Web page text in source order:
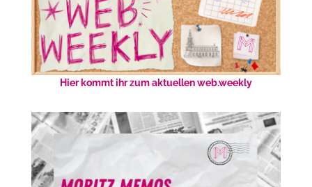
Hier kommt ihr zum aktuellen web.weekly